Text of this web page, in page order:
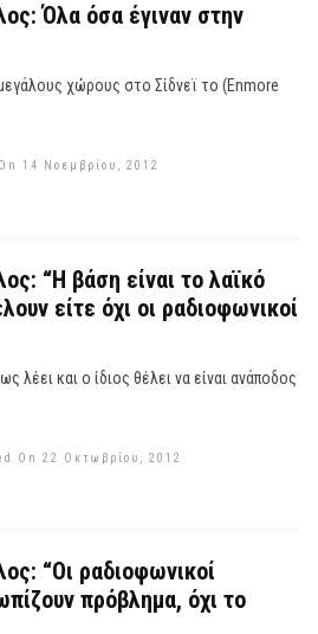
Όλα όσα έγιναν στην
χώρους στο Σίδνεϊ το (Enmore
14 Νοεμβρίου, 2012
“Η βάση είναι το λαϊκό
είτε όχι οι ραδιοφωνικοί
λέει και ο ίδιος θέλει να είναι ανάποδος
On 22 Οκτωβρίου, 2012
“Οι ραδιοφωνικοί
πρόβλημα, όχι το